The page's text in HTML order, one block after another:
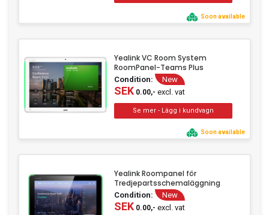
Soon available
Yealink VC Room System
RoomPanel-Teams Plus
Condition: New
SEK0.00,- excl. vat
Soon available
Yealink Roompanel för
Tredjepartsschemaläggning
Condition: New
SEK0.00,- excl. vat